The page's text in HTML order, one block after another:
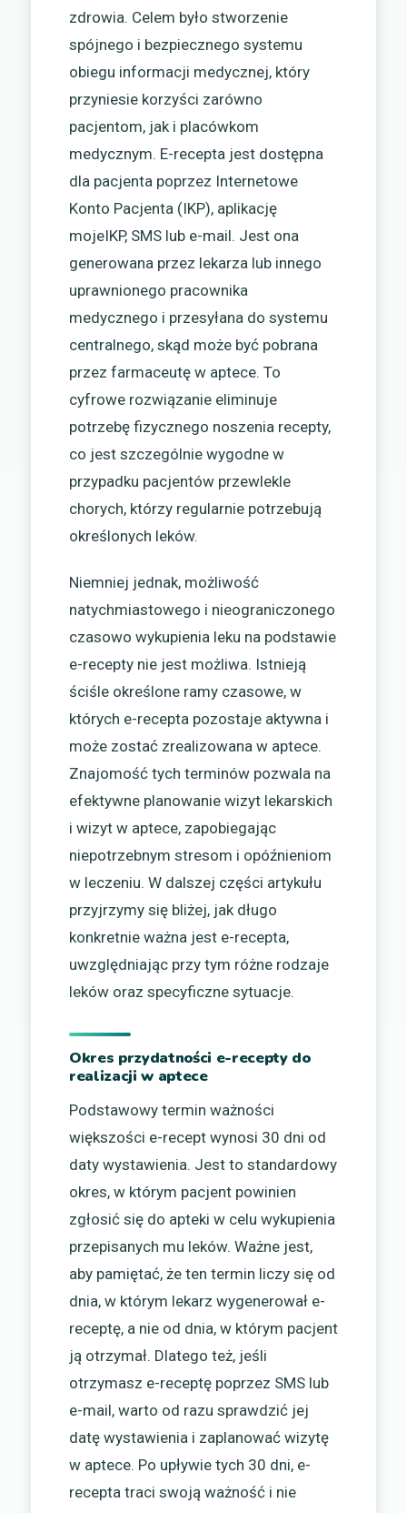
zdrowia. Celem było stworzenie
spójnego i bezpiecznego systemu
obiegu informacji medycznej, który
przyniesie korzyści zarówno
pacjentom, jak i placówkom
medycznym. E-recepta jest dostępna
dla pacjenta poprzez Internetowe
Konto Pacjenta (IKP), aplikację
mojeIKP, SMS lub e-mail. Jest ona
generowana przez lekarza lub innego
uprawnionego pracownika
medycznego i przesyłana do systemu
centralnego, skąd może być pobrana
przez farmaceutę w aptece. To
cyfrowe rozwiązanie eliminuje
potrzebę fizycznego noszenia recepty,
co jest szczególnie wygodne w
przypadku pacjentów przewlekle
chorych, którzy regularnie potrzebują
określonych leków.
Niemniej jednak, możliwość
natychmiastowego i nieograniczonego
czasowo wykupienia leku na podstawie
e-recepty nie jest możliwa. Istnieją
ściśle określone ramy czasowe, w
których e-recepta pozostaje aktywna i
może zostać zrealizowana w aptece.
Znajomość tych terminów pozwala na
efektywne planowanie wizyt lekarskich
i wizyt w aptece, zapobiegając
niepotrzebnym stresom i opóźnieniom
w leczeniu. W dalszej części artykułu
przyjrzymy się bliżej, jak długo
konkretnie ważna jest e-recepta,
uwzględniając przy tym różne rodzaje
leków oraz specyficzne sytuacje.
Okres przydatności e-recepty do
realizacji w aptece
Podstawowy termin ważności
większości e-recept wynosi 30 dni od
daty wystawienia. Jest to standardowy
okres, w którym pacjent powinien
zgłosić się do apteki w celu wykupienia
przepisanych mu leków. Ważne jest,
aby pamiętać, że ten termin liczy się od
dnia, w którym lekarz wygenerował e-
receptę, a nie od dnia, w którym pacjent
ją otrzymał. Dlatego też, jeśli
otrzymasz e-receptę poprzez SMS lub
e-mail, warto od razu sprawdzić jej
datę wystawienia i zaplanować wizytę
w aptece. Po upływie tych 30 dni, e-
recepta traci swoją ważność i nie